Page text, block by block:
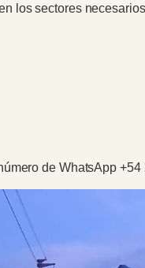
los sectores
de WhatsApp